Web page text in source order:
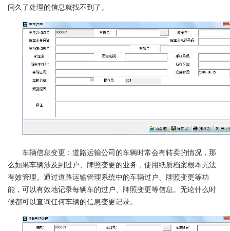
间久了处理的信息就找不到了。
车辆信息变更：道路运输公司的车辆时常会有转卖的情况，那
么如果车辆涉及到过户、牌照变更的业务，使用纸质档案根本无法
有效管理。通过道路运输管理系统中的车辆过户、牌照变更等功
能，可以有效地记录每辆车的过户、牌照变更等信息。无论什么时
候都可以查询任何车辆的信息变更记录。